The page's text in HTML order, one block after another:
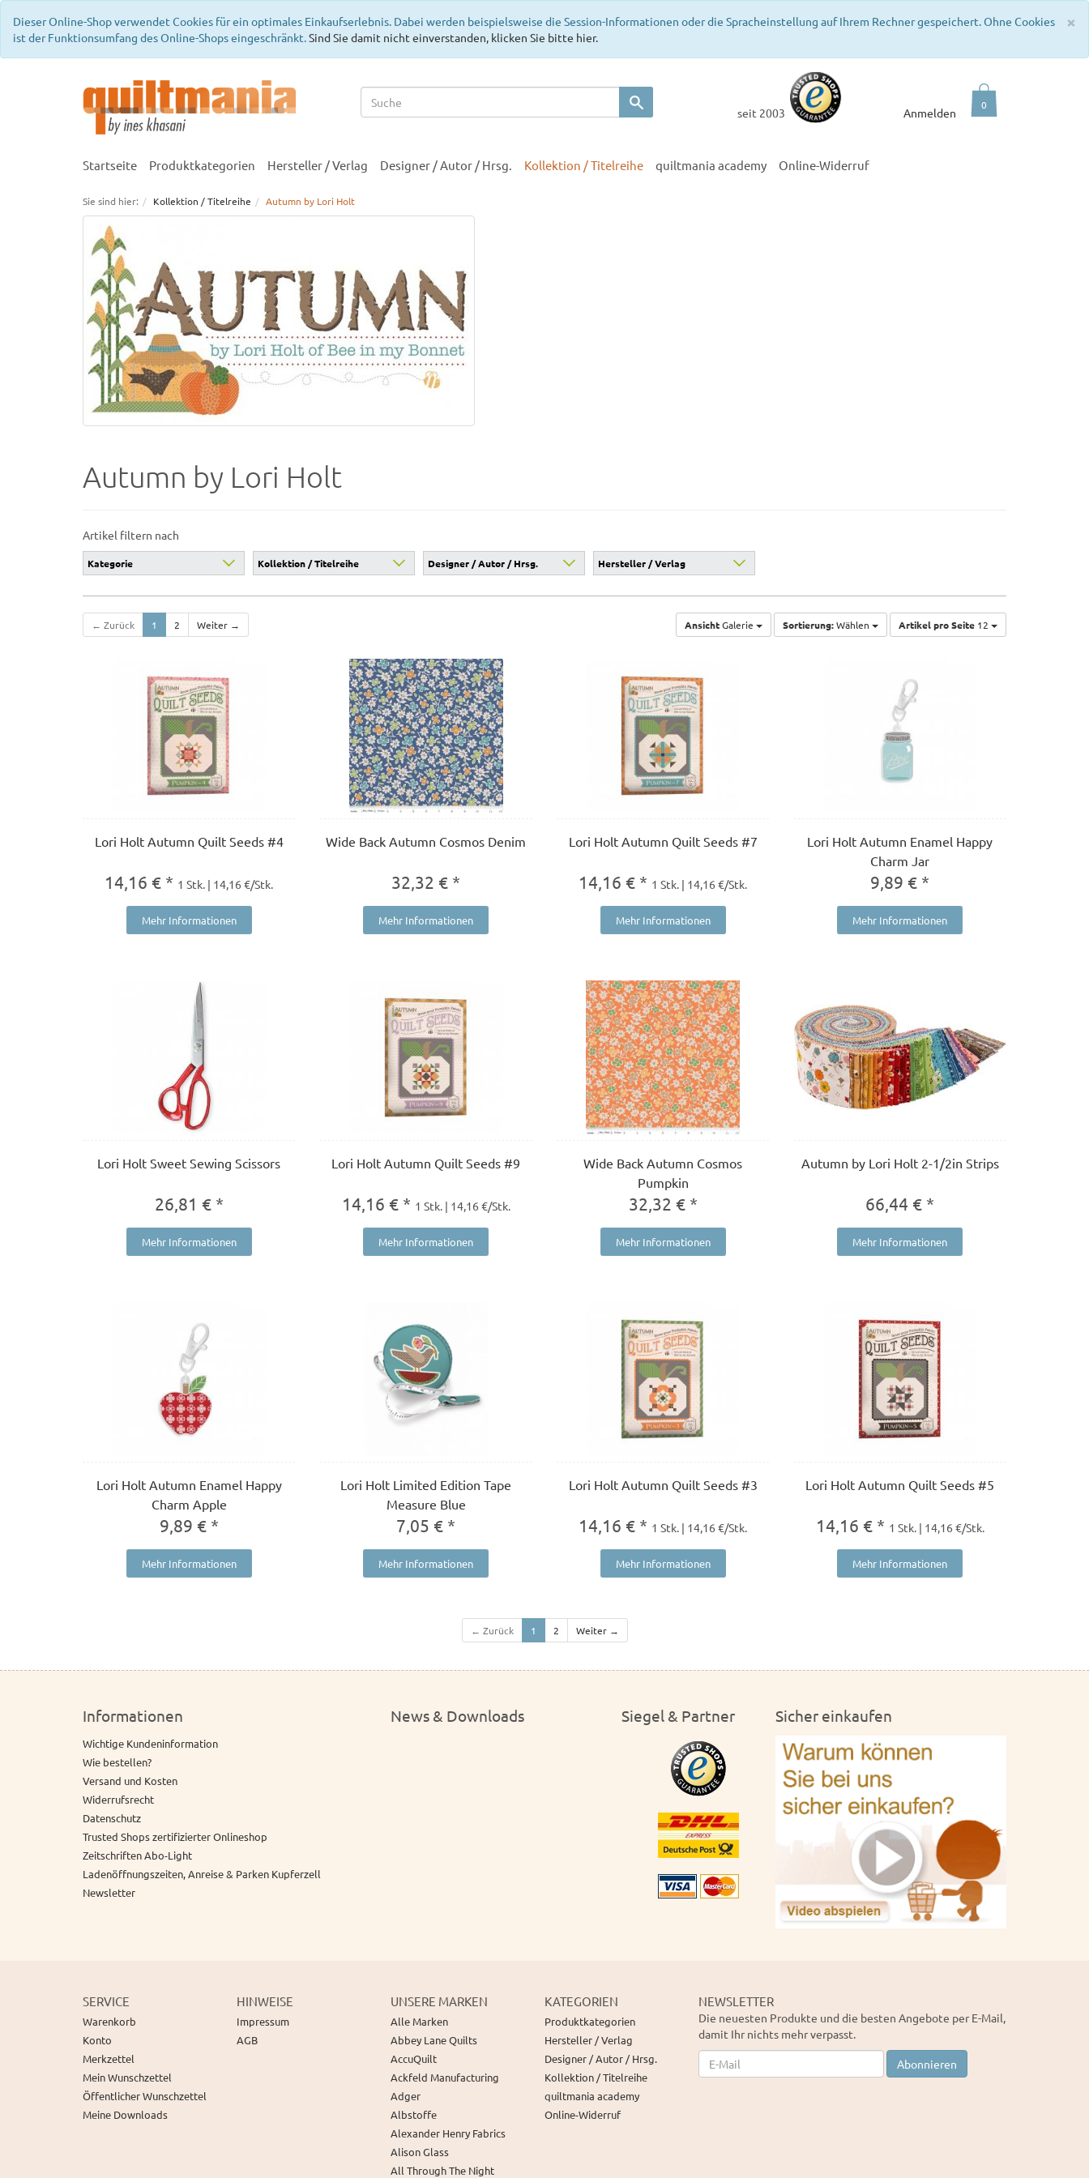
×
Dieser Online-Shop verwendet Cookies für ein optimales Einkaufserlebnis. Dabei werden beispielsweise die Session-Informationen oder die Spracheinstellung auf Ihrem Rechner gespeichert. Ohne Cookies
ist der Funktionsumfang des Online-Shops eingeschränkt.Sind Sie damit nicht einverstanden, klicken Sie bitte hier.
seit 2003 Anmelden
0
Startseite Produktkategorien Hersteller / Verlag Designer / Autor / Hrsg. Kollektion / Titelreihe quiltmania academy Online-Widerruf
Sie sind hier: Kollektion / Titelreihe Autumn by Lori Holt
Autumn by Lori Holt
Artikel filtern nach
Kategorie Kollektion / Titelreihe Designer / Autor / Hrsg. Hersteller / Verlag
← Zurück 1 2 Weiter → AnsichtGalerie Sortierung:Wählen Artikel pro Seite 12
Lori Holt Autumn Quilt Seeds #4
14,16 € * 1 Stk. | 14,16 €/Stk.
Mehr Informationen
Wide Back Autumn Cosmos Denim
32,32 € *
Mehr Informationen
Lori Holt Autumn Quilt Seeds #7
14,16 € * 1 Stk. | 14,16 €/Stk.
Mehr Informationen
Lori Holt Autumn Enamel Happy
Charm Jar
9,89 € *
Mehr Informationen
Lori Holt Sweet Sewing Scissors
26,81 € *
Mehr Informationen
Lori Holt Autumn Quilt Seeds #9
14,16 € * 1 Stk. | 14,16 €/Stk.
Mehr Informationen
Wide Back Autumn Cosmos
Pumpkin
32,32 € *
Mehr Informationen
Autumn by Lori Holt 2-1/2in Strips
66,44 € *
Mehr Informationen
Lori Holt Autumn Enamel Happy
Charm Apple
9,89 € *
Mehr Informationen
Lori Holt Limited Edition Tape
Measure Blue
7,05 € *
Mehr Informationen
Lori Holt Autumn Quilt Seeds #3
14,16 € * 1 Stk. | 14,16 €/Stk.
Mehr Informationen
Lori Holt Autumn Quilt Seeds #5
14,16 € * 1 Stk. | 14,16 €/Stk.
Mehr Informationen
← Zurück 1 2 Weiter →
Informationen
Wichtige Kundeninformation
Wie bestellen?
Versand und Kosten
Widerrufsrecht
Datenschutz
Trusted Shops zertifizierter Onlineshop
Zeitschriften Abo-Light
Ladenöffnungszeiten, Anreise & Parken Kupferzell
Newsletter
News & Downloads Siegel & Partner Sicher einkaufen
SERVICE
Warenkorb
Konto
Merkzettel
Mein Wunschzettel
Öffentlicher Wunschzettel
Meine Downloads
HINWEISE
Impressum
AGB
UNSERE MARKEN
Alle Marken
Abbey Lane Quilts
AccuQuilt
Ackfeld Manufacturing
Adger
Albstoffe
Alexander Henry Fabrics
Alison Glass
All Through The Night
KATEGORIEN
Produktkategorien
Hersteller / Verlag
Designer / Autor / Hrsg.
Kollektion / Titelreihe
quiltmania academy
Online-Widerruf
NEWSLETTER
Die neuesten Produkte und die besten Angebote per E-Mail,
damit Ihr nichts mehr verpasst.
Newsletter
Abonnieren